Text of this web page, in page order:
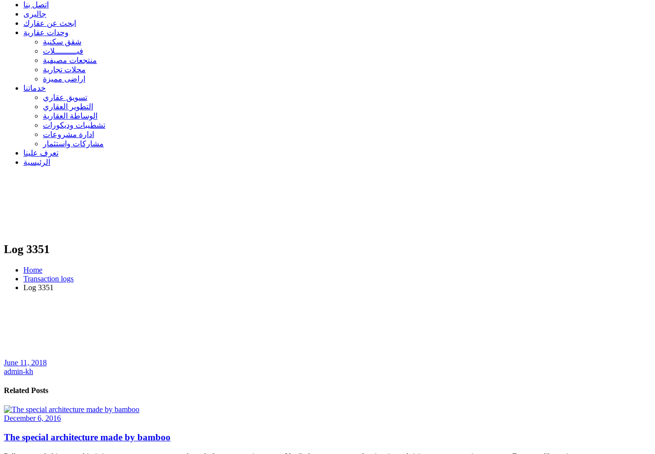
اتصل بنا
جاليرى
ابحث عن عقارك
وحدات عقارية
شقق سكنية
فيـــــــــلات
منتجعات مصيفية
محلات تجارية
اراضى مميزة
خدماتنا
تسويق عقاري
التطوير العقاري
الوساطة العقارية
تشطيبات وديكورات
ادارة مشروعات
مشاركات واستثمار
تعرف علينا
الرئيسية
Log 3351
Home
Transaction logs
Log 3351
June 11, 2018
admin-kh
Related Posts
December 6, 2016
The special architecture made by bamboo